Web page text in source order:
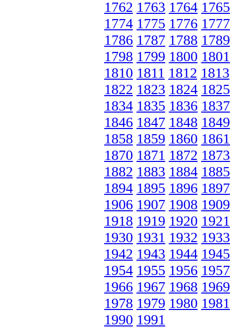
1762 1763 1764 1765
1774 1775 1776 1777
1786 1787 1788 1789
1798 1799 1800 1801
1810 1811 1812 1813
1822 1823 1824 1825
1834 1835 1836 1837
1846 1847 1848 1849
1858 1859 1860 1861
1870 1871 1872 1873
1882 1883 1884 1885
1894 1895 1896 1897
1906 1907 1908 1909
1918 1919 1920 1921
1930 1931 1932 1933
1942 1943 1944 1945
1954 1955 1956 1957
1966 1967 1968 1969
1978 1979 1980 1981
1990 1991